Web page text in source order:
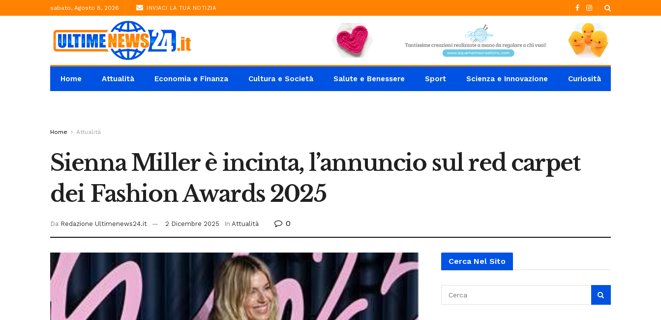
sabato, Agosto 8, 2026 INVIACI LA TUA NOTIZIA
Home Attualità Economia e Finanza Cultura e Società Salute e Benessere Sport Scienza e Innovazione Curiosità
Home Attualità
Sienna Miller è incinta, l’annuncio sul red carpet
dei Fashion Awards 2025
Da Redazione Ultimenews24.it 2 Dicembre 2025 In Attualità 0
Cerca Nel Sito